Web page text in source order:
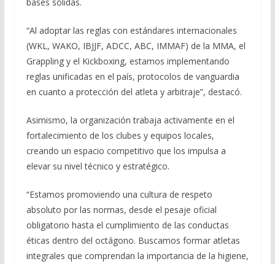
“Al adoptar las reglas con estándares internacionales
(WKL, WAKO, IBJJF, ADCC, ABC, IMMAF) de la MMA, el
Grappling y el Kickboxing, estamos implementando
reglas unificadas en el país, protocolos de vanguardia
en cuanto a protección del atleta y arbitraje”, destacó.
Asimismo, la organización trabaja activamente en el
fortalecimiento de los clubes y equipos locales,
creando un espacio competitivo que los impulsa a
elevar su nivel técnico y estratégico.
“Estamos promoviendo una cultura de respeto
absoluto por las normas, desde el pesaje oficial
obligatorio hasta el cumplimiento de las conductas
éticas dentro del octágono. Buscamos formar atletas
integrales que comprendan la importancia de la higiene,